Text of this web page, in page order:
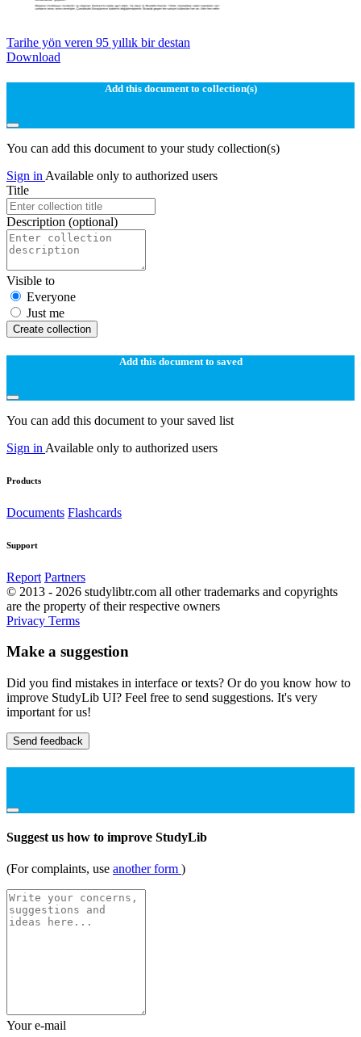
Tarihe yön veren 95 yıllık bir destan
Download
Add this document to collection(s)
You can add this document to your study collection(s)
Sign in Available only to authorized users
Title
Description (optional)
Visible to
Everyone
Just me
Create collection
Add this document to saved
You can add this document to your saved list
Sign in Available only to authorized users
Products
Documents Flashcards
Support
Report Partners
© 2013 - 2026 studylibtr.com all other trademarks and copyrights
are the property of their respective owners
Privacy Terms
Make a suggestion
Did you find mistakes in interface or texts? Or do you know how to
improve StudyLib UI? Feel free to send suggestions. It's very
important for us!
Send feedback
Suggest us how to improve StudyLib
(For complaints, use another form )
Your e-mail